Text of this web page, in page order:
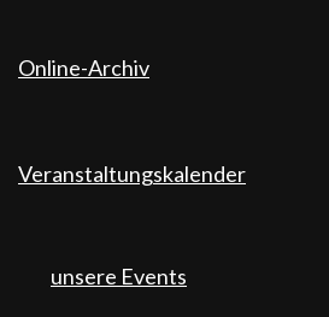
Online-Archiv
Veranstaltungskalender
unsere Events